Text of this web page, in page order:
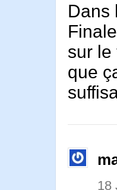
Dans
sur le
que
18